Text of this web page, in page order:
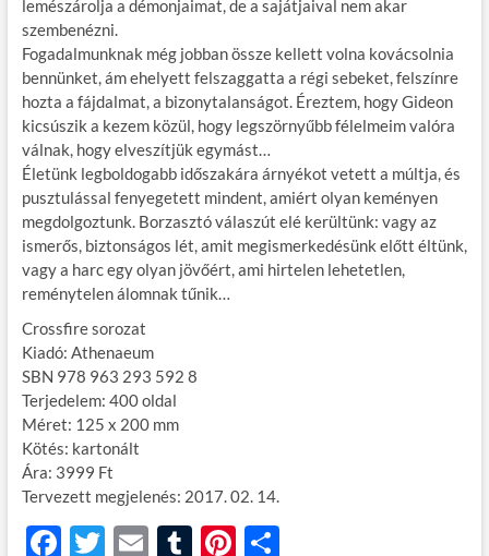
lemészárolja a démonjaimat, de a sajátjaival nem akar
szembenézni.
Fogadalmunknak még jobban össze kellett volna kovácsolnia
bennünket, ám ehelyett felszaggatta a régi sebeket, felszínre
hozta a fájdalmat, a bizonytalanságot. Éreztem, hogy Gideon
kicsúszik a kezem közül, hogy legszörnyűbb félelmeim valóra
válnak, hogy elveszítjük egymást…
Életünk legboldogabb időszakára árnyékot vetett a múltja, és
pusztulással fenyegetett mindent, amiért olyan keményen
megdolgoztunk. Borzasztó válaszút elé kerültünk: vagy az
ismerős, biztonságos lét, amit megismerkedésünk előtt éltünk,
vagy a harc egy olyan jövőért, ami hirtelen lehetetlen,
reménytelen álomnak tűnik…
Crossfire sorozat
Kiadó: Athenaeum
SBN 978 963 293 592 8
Terjedelem: 400 oldal
Méret: 125 x 200 mm
Kötés: kartonált
Ára: 3999 Ft
Tervezett megjelenés: 2017. 02. 14.
F T E T Pi O